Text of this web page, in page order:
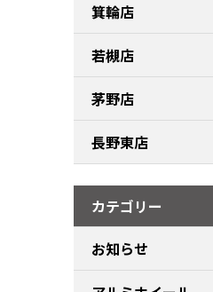
箕輪店
若槻店
茅野店
長野東店
カテゴリー
お知らせ